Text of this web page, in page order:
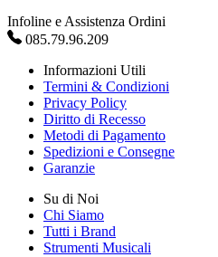
Infoline e Assistenza Ordini
085.79.96.209
Informazioni Utili
Termini & Condizioni
Privacy Policy
Diritto di Recesso
Metodi di Pagamento
Spedizioni e Consegne
Garanzie
Su di Noi
Chi Siamo
Tutti i Brand
Strumenti Musicali